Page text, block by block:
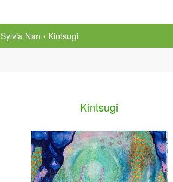
Sylvia Nan
Kintsugi
Kintsugi